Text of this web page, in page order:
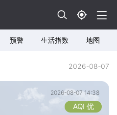
预警 生活指数 地图
2026-08-07
2026-08-07 14:38
AQI 优